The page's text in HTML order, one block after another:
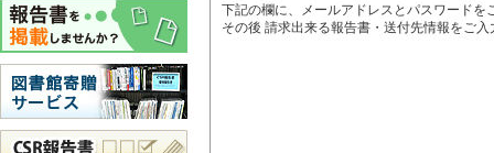
下記の欄に、メールアドレスとパスワード
その後 請求出来る報告書・送付先情報をご